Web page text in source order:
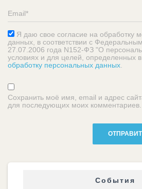
Я даю свое согласие на обработку
данных, в соответствии с
27.07.2006 года N152-ФЗ "О
условиях и для целей, определенных в
обработку персональных данных.
Сохранить моё имя, email и адрес
для последующих моих комментариев.
События